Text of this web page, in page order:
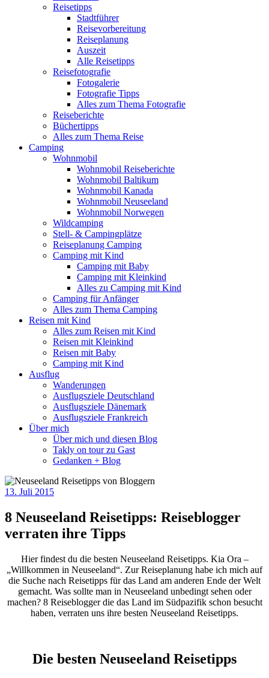
Reisetipps
Stadtführer
Reisevorbereitung
Reiseplanung
Auszeit
Alle Reisetipps
Reisefotografie
Fotogalerie
Fotografie Tipps
Alles zum Thema Fotografie
Reiseberichte
Büchertipps
Alles zum Thema Reise
Camping
Wohnmobil
Wohnmobil Reiseberichte
Wohnmobil Baltikum
Wohnmobil Kanada
Wohnmobil Neuseeland
Wohnmobil Norwegen
Wildcamping
Stell- & Campingplätze
Reiseplanung Camping
Camping mit Kind
Camping mit Baby
Camping mit Kleinkind
Alles zu Camping mit Kind
Camping für Anfänger
Alles zum Thema Camping
Reisen mit Kind
Alles zum Reisen mit Kind
Reisen mit Kleinkind
Reisen mit Baby
Camping mit Kind
Ausflug
Wanderungen
Ausflugsziele Deutschland
Ausflugsziele Dänemark
Ausflugsziele Frankreich
Über mich
Über mich und diesen Blog
Takly on tour zu Gast
Gedanken + Blog
13. Juli 2015
8 Neuseeland Reisetipps: Reiseblogger
verraten ihre Tipps
Hier findest du die besten Neuseeland Reisetipps. Kia Ora –
„Willkommen in Neuseeland“. Zur Reiseplanung habe ich mich auf
die Suche nach Reisetipps für das Land am anderen Ende der Welt
gemacht. Was sollte man in Neuseeland unbedingt sehen oder
machen? 8 Reiseblogger die das Land im Südpazifik schon besucht
haben, verraten uns ihre besten Neuseeland Reisetipps.
Die besten Neuseeland Reisetipps